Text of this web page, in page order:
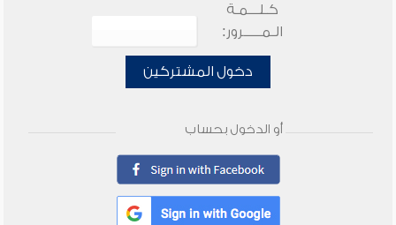
كـلـــمـة
الـمـــــرور:
دخول المشتركين
أو الدخول بحساب